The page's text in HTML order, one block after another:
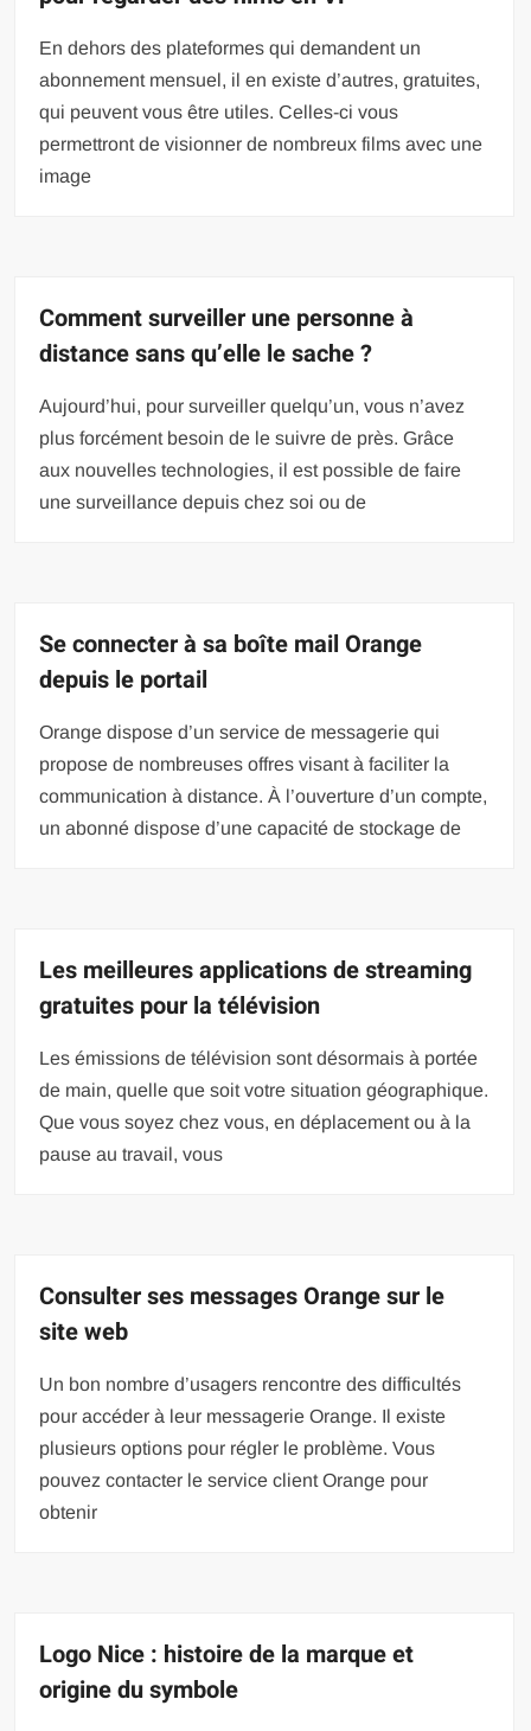
En dehors des plateformes qui demandent un
abonnement mensuel, il en existe d’autres, gratuites,
qui peuvent vous être utiles. Celles-ci vous
permettront de visionner de nombreux films avec une
image
Comment surveiller une personne à
distance sans qu’elle le sache ?
Aujourd’hui, pour surveiller quelqu’un, vous n’avez
plus forcément besoin de le suivre de près. Grâce
aux nouvelles technologies, il est possible de faire
une surveillance depuis chez soi ou de
Se connecter à sa boîte mail Orange
depuis le portail
Orange dispose d’un service de messagerie qui
propose de nombreuses offres visant à faciliter la
communication à distance. À l’ouverture d’un compte,
un abonné dispose d’une capacité de stockage de
Les meilleures applications de streaming
gratuites pour la télévision
Les émissions de télévision sont désormais à portée
de main, quelle que soit votre situation géographique.
Que vous soyez chez vous, en déplacement ou à la
pause au travail, vous
Consulter ses messages Orange sur le
site web
Un bon nombre d’usagers rencontre des difficultés
pour accéder à leur messagerie Orange. Il existe
plusieurs options pour régler le problème. Vous
pouvez contacter le service client Orange pour
obtenir
Logo Nice : histoire de la marque et
origine du symbole